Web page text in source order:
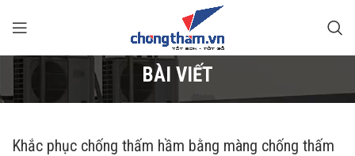
BÀI VIẾT
Khắc phục chống thấm hầm bằng màng chống thấm